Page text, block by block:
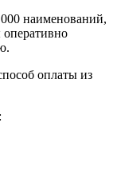
наименований,
оплаты из